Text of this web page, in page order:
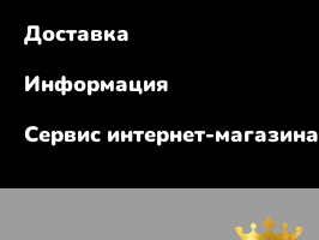
Доставка
Информация
Сервис интернет-магазина